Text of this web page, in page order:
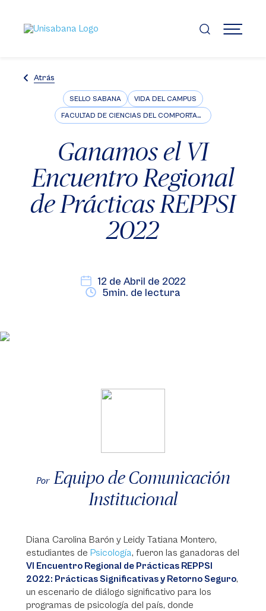
contenido
principal
MENÚ
Atrás
SELLO SABANA VIDA DEL CAMPUS
FACULTAD DE CIENCIAS DEL COMPORTAMIENTO
Ganamos el VI
Encuentro Regional
de Prácticas REPPSI
2022
12 de Abril de 2022
5min. de lectura
Por Equipo de Comunicación
Institucional
Diana Carolina Barón y Leidy Tatiana Montero,
estudiantes de Psicología, fueron las ganadoras del
VI Encuentro Regional de Prácticas REPPSI
2022: Prácticas Significativas y Retorno Seguro,
un escenario de diálogo significativo para los
programas de psicología del país, donde